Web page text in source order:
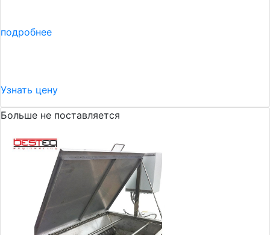
подробнее
Узнать цену
Больше не поставляется